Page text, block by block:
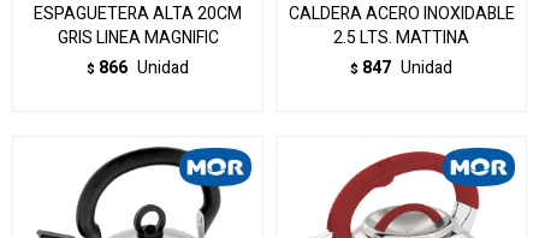
ESPAGUETERA ALTA 20CM
GRIS LINEA MAGNIFIC
$ 866 Unidad
CALDERA ACERO INOXIDABLE
2.5 LTS. MATTINA
$ 847 Unidad